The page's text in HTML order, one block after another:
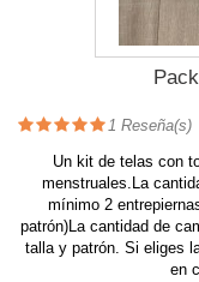
1 Reseña(s)
Un kit de telas con
menstruales.La
mínimo 2
patrón)La cantidad de
talla y patrón. Si eliges
en